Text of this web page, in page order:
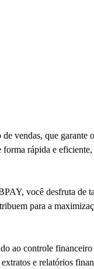
vendas, que garante
rápida e
você desfruta de
para a
ao controle financeiro
extratos e relatórios